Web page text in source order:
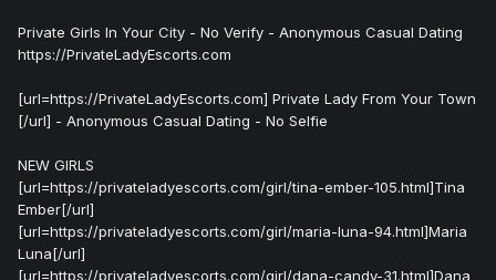
Private Girls In Your City - No Verify - Anonymous Casual Dating
https://PrivateLadyEscorts.com
[url=https://PrivateLadyEscorts.com] Private Lady From Your Town
[/url] - Anonymous Casual Dating - No Selfie
NEW GIRLS
[url=https://privateladyescorts.com/girl/tina-ember-105.html]Tina
Ember[/url]
[url=https://privateladyescorts.com/girl/maria-luna-94.html]Maria
Luna[/url]
[url=https://privateladyescorts.com/girl/dana-candy-31.html]Dana